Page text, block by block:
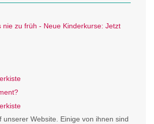
nie zu früh - Neue Kinderkurse: Jetzt
unserer Website. Einige von ihnen sind